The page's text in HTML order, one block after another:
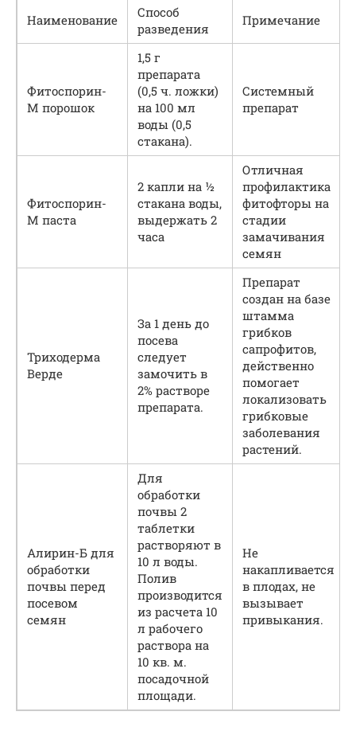
Наименование
Способ
разведения
Примечание
Фитоспорин-
М порошок
1,5 г
препарата
(0,5 ч. ложки)
на 100 мл
воды (0,5
стакана).
Системный
препарат
Фитоспорин-
М паста
2 капли на ½
стакана воды,
выдержать 2
часа
Отличная
профилактика
фитофторы на
стадии
замачивания
семян
Триходерма
Верде
За 1 день до
посева
следует
замочить в
2% растворе
препарата.
Препарат
создан на базе
штамма
грибков
сапрофитов,
действенно
помогает
локализовать
грибковые
заболевания
растений.
Алирин-Б для
обработки
почвы перед
посевом
семян
Для
обработки
почвы 2
таблетки
растворяют в
10 л воды.
Полив
производится
из расчета 10
л рабочего
раствора на
10 кв. м.
посадочной
площади.
Не
накапливается
в плодах, не
вызывает
привыкания.